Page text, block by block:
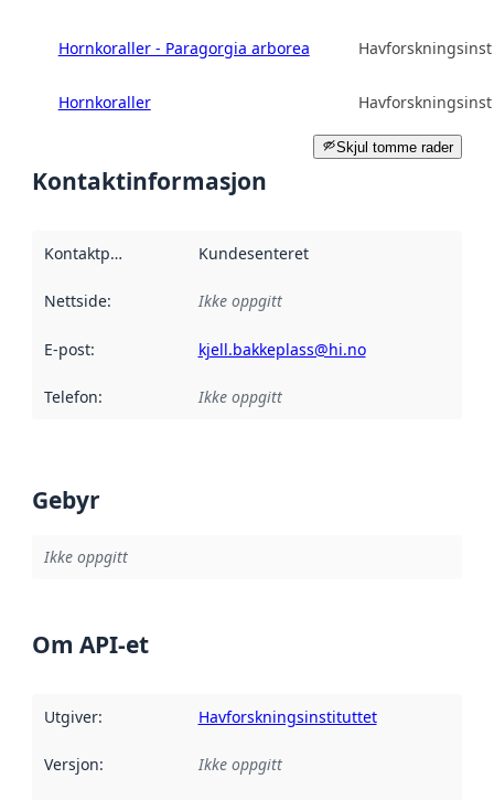
Hornkoraller - Paragorgia arborea
Hornkoraller
Skjul tomme rader
Kontaktinformasjon
Kontaktpunkt Kundesenteret
Nettside: Ikke oppgitt
E-post: kjell.bakkeplass@hi.no
Telefon: Ikke oppgitt
Gebyr
Ikke oppgitt
Om API-et
Utgiver: Havforskningsinstituttet
Versjon: Ikke oppgitt